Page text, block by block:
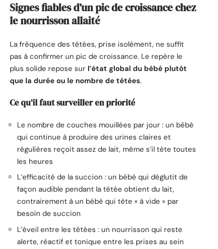
Signes fiables d’un pic de croissance chez
le nourrisson allaité
La fréquence des tétées, prise isolément, ne suffit
pas à confirmer un pic de croissance. Le repère le
plus solide repose sur l’état global du bébé plutôt
que la durée ou le nombre de tétées.
Ce qu’il faut surveiller en priorité
Le nombre de couches mouillées par jour : un bébé
qui continue à produire des urines claires et
régulières reçoit assez de lait, même s’il tète toutes
les heures
L’efficacité de la succion : un bébé qui déglutit de
façon audible pendant la tétée obtient du lait,
contrairement à un bébé qui tète « à vide » par
besoin de succion
L’éveil entre les tétées : un nourrisson qui reste
alerte, réactif et tonique entre les prises au sein